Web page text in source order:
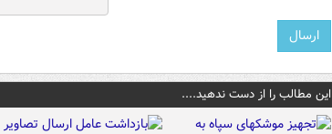
این مطالب را از دست ندهید....